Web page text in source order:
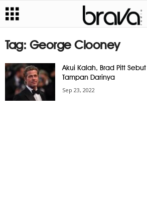
Tag: George Clooney
Akui Kalah, Brad Pitt
Tampan Darinya
Sep 23, 2022